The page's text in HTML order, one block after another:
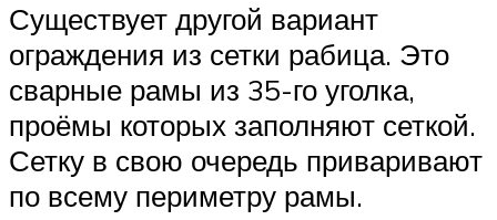
Существует другой вариант
ограждения из сетки рабица. Это
сварные рамы из 35-го уголка,
проёмы которых заполняют сеткой.
Сетку в свою очередь приваривают
по всему периметру рамы.